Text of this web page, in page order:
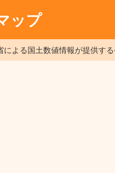
ップ
による国土数値情報が提供す